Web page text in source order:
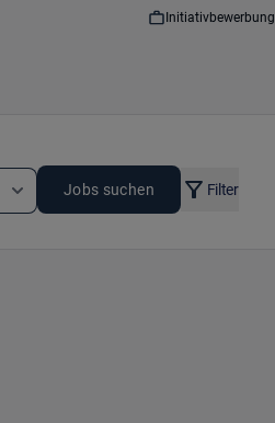
Initiativbewerbung
Jobs suchen Filter